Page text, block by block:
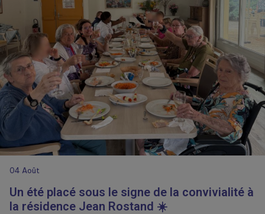
04 Août
Un été placé sous le signe de la convivialité à
la résidence Jean Rostand ☀️